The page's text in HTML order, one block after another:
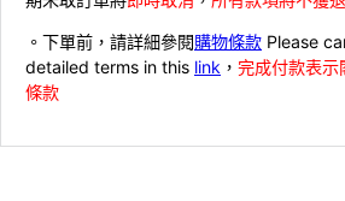
。下單前，請詳細參閱購物條款 Please
detailed terms in this link ， 完成付款表示
條款